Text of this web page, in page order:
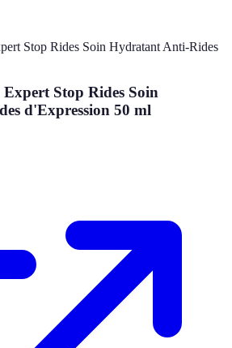
Stop Rides Soin
d'Expression 50 ml